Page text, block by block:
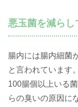
悪玉菌を減ら
腸内には腸内細菌
と言われています。
100腸個以上いる
らの臭いの原因に